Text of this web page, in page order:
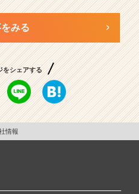
みる
をシェアする
情報